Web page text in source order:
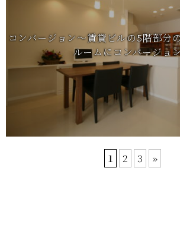
コンバージョン～賃貸ビルの5階部分
ルームにコンバージョ
1 2 3 »